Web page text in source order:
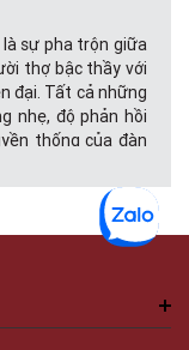
sự pha trộn giữa
thợ bậc thầy với
đại. Tất cả những
nhẹ, độ phản hồi
thống của đàn
cũng rất đa dạng
cho đến những
Cordoba được